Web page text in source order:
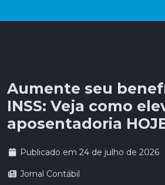
Aumente seu
INSS: Veja como
aposentadoria
Publicado em 24 de julho de 2026
Jornal Contábil